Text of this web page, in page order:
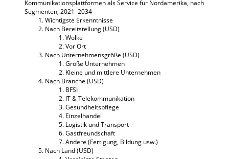
Kommunikationsplattformen als Service für Nordamerika, nach
Segmenten, 2021–2034
Wichtigste Erkenntnisse
Nach Bereitstellung (USD)
Wolke
Vor Ort
Nach Unternehmensgröße (USD)
Große Unternehmen
Kleine und mittlere Unternehmen
Nach Branche (USD)
BFSI
IT & Telekommunikation
Gesundheitspflege
Einzelhandel
Logistik und Transport
Gastfreundschaft
Andere (Fertigung, Bildung usw.)
Nach Land (USD)